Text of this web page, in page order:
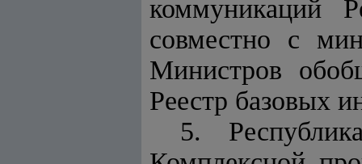
коммуникаций
совместно с
Министров
Реестр базовых
5.